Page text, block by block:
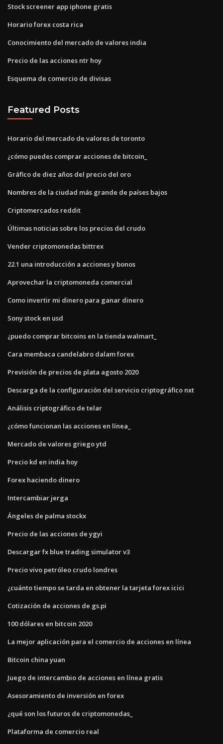
Stock screener app iphone gratis
Horario forex costa rica
Conocimiento del mercado de valores india
Precio de las acciones ntr hoy
Esquema de comercio de divisas
Featured Posts
Horario del mercado de valores de toronto
¿cómo puedes comprar acciones de bitcoin_
Gráfico de diez años del precio del oro
Nombres de la ciudad más grande de países bajos
Criptomercados reddit
Últimas noticias sobre los precios del crudo
Vender criptomonedas bittrex
22.1 una introducción a acciones y bonos
Aprovechar la criptomoneda comercial
Como invertir mi dinero para ganar dinero
Sony stock en usd
¿puedo comprar bitcoins en la tienda walmart_
Cara membaca candelabro dalam forex
Previsión de precios de plata agosto 2020
Descarga de la configuración del servicio criptográfico nxt
Análisis criptográfico de telar
¿cómo funcionan las acciones en línea_
Mercado de valores griego ytd
Precio kd en india hoy
Forex haciendo dinero
Intercambiar jerga
Ángeles de palma stockx
Precio de las acciones de ygyi
Descargar fx blue trading simulator v3
Precio vivo petróleo crudo londres
¿cuánto tiempo se tarda en obtener la tarjeta forex icici
Cotización de acciones de gs.pi
100 dólares en bitcoin 2020
La mejor aplicación para el comercio de acciones en línea
Bitcoin china yuan
Juego de intercambio de acciones en línea gratis
Asesoramiento de inversión en forex
¿qué son los futuros de criptomonedas_
Plataforma de comercio real